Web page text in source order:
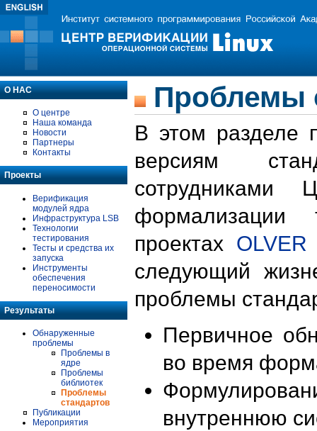
О НАС
О центре
Наша команда
Новости
Партнеры
Контакты
Проекты
Верификация
модулей ядра
Инфраструктура LSB
Технологии
тестирования
Тесты и средства их
запуска
Инструменты
обеспечения
переносимости
Результаты
Обнаруженные
проблемы
Проблемы в
ядре
Проблемы
библиотек
Проблемы
стандартов
Публикации
Мероприятия
Проблемы
В этом разделе
версиям
формализации
проектах OLVER
следующий
проблемы
Первичное
во время
внутреннюю